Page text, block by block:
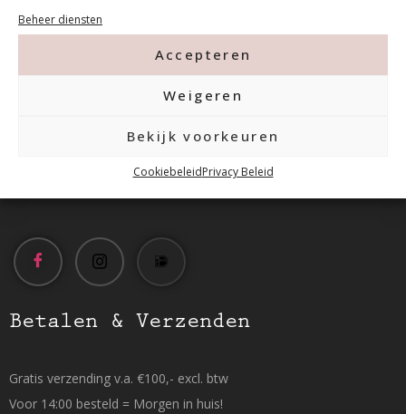
Beheer diensten
Accepteren
Weigeren
Bekijk voorkeuren
CookiebeleidPrivacy Beleid
Contact
Tanthofdreef 7 2623 EW Delft
Betalen & Verzenden
Gratis verzending v.a. €100,- excl. btw
Voor 14:00 besteld = Morgen in huis!